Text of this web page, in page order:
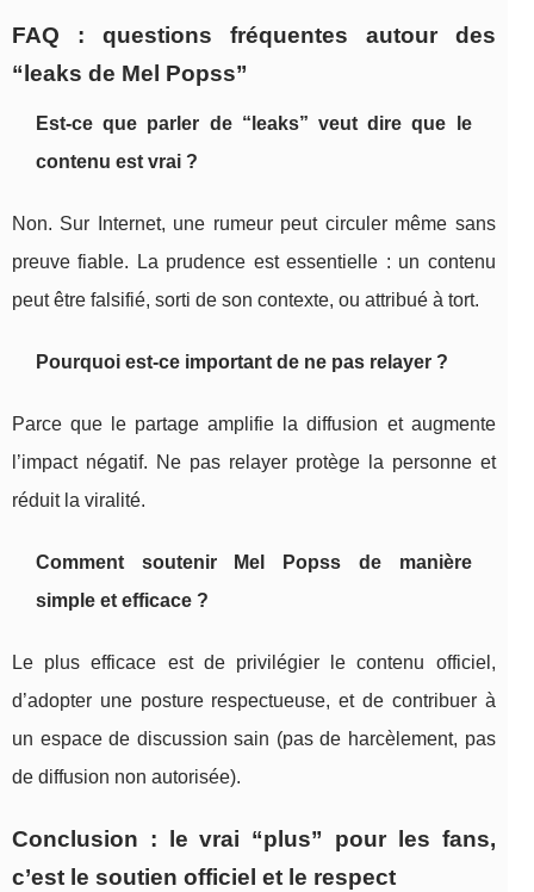
FAQ : questions fréquentes autour des
“leaks de Mel Popss”
Est-ce que parler de “leaks” veut dire que le
contenu est vrai ?
Non. Sur Internet, une rumeur peut circuler même sans
preuve fiable. La prudence est essentielle : un contenu
peut être falsifié, sorti de son contexte, ou attribué à tort.
Pourquoi est-ce important de ne pas relayer ?
Parce que le partage amplifie la diffusion et augmente
l’impact négatif. Ne pas relayer protège la personne et
réduit la viralité.
Comment soutenir Mel Popss de manière
simple et efficace ?
Le plus efficace est de privilégier le contenu officiel,
d’adopter une posture respectueuse, et de contribuer à
un espace de discussion sain (pas de harcèlement, pas
de diffusion non autorisée).
Conclusion : le vrai “plus” pour les fans,
c’est le soutien officiel et le respect